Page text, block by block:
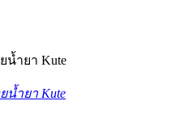
น้ำยา Kute
น้ำยา Kute